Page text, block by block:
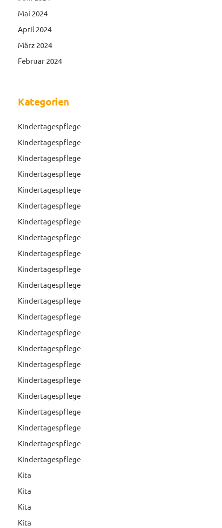
Mai 2024
April 2024
März 2024
Februar 2024
Kategorien
Kindertagespflege
Kindertagespflege
Kindertagespflege
Kindertagespflege
Kindertagespflege
Kindertagespflege
Kindertagespflege
Kindertagespflege
Kindertagespflege
Kindertagespflege
Kindertagespflege
Kindertagespflege
Kindertagespflege
Kindertagespflege
Kindertagespflege
Kindertagespflege
Kindertagespflege
Kindertagespflege
Kindertagespflege
Kindertagespflege
Kindertagespflege
Kindertagespflege
Kita
Kita
Kita
Kita